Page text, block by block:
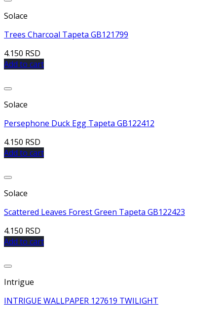
Solace
Trees Charcoal Tapeta GB121799
4.150 RSD
Add to cart
Solace
Persephone Duck Egg Tapeta GB122412
4.150 RSD
Add to cart
Solace
Scattered Leaves Forest Green Tapeta GB122423
4.150 RSD
Add to cart
Intrigue
INTRIGUE WALLPAPER 127619 TWILIGHT